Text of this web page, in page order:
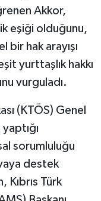
Akkor,
eşiği olduğunu,
bir hak arayışı
yurttaşlık hakkı
vurguladı.
(KTÖS) Genel
sorumluluğu
destek
Türk